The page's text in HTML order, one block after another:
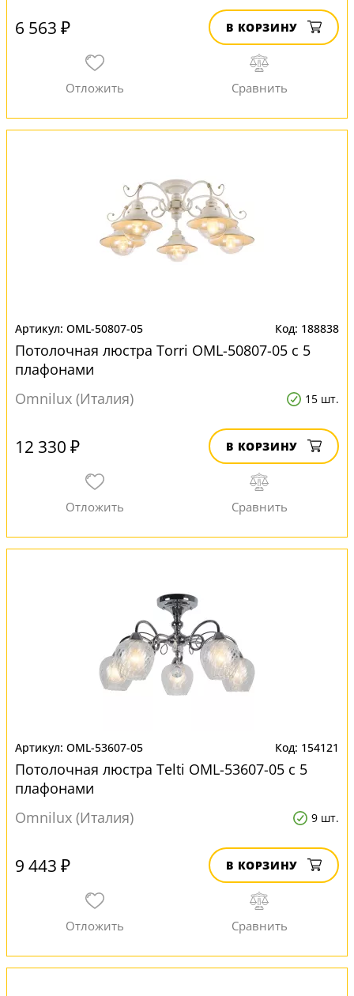
6 563 ₽ В КОРЗИНУ
OML-50807-05 188838
Потолочная люстра Torri OML-50807-05 с 5
плафонами
Omnilux (Италия)
15 шт.
12 330 ₽ В КОРЗИНУ
OML-53607-05 154121
Потолочная люстра Telti OML-53607-05 с 5
плафонами
Omnilux (Италия)
9 шт.
9 443 ₽ В КОРЗИНУ